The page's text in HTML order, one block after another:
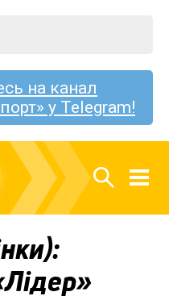
на канал
у Telegram!